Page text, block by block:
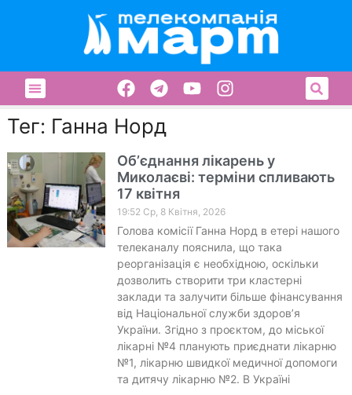
Тег: Ганна Норд
Обʼєднання лікарень у
Миколаєві: терміни спливають
17 квітня
19:52 Ср, 8 Квітня, 2026
Голова комісії Ганна Норд в етері нашого
телеканалу пояснила, що така
реорганізація є необхідною, оскільки
дозволить створити три кластерні
заклади та залучити більше фінансування
від Національної служби здоров’я
України. Згідно з проєктом, до міської
лікарні №4 планують приєднати лікарню
№1, лікарню швидкої медичної допомоги
та дитячу лікарню №2. В Україні